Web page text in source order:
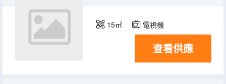
15㎡ 電視機
查看供應